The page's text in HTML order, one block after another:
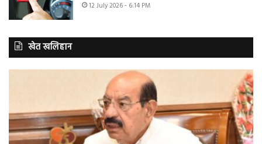
12 July 2026 - 6:14 PM
खेत खलिहान